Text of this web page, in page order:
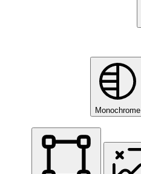
Monochrome